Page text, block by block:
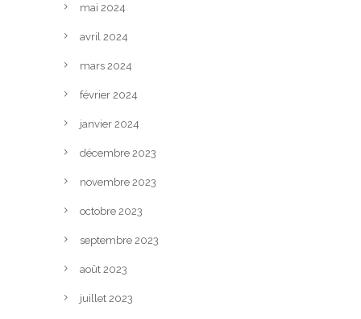
mai 2024
avril 2024
mars 2024
février 2024
janvier 2024
décembre 2023
novembre 2023
octobre 2023
septembre 2023
août 2023
juillet 2023